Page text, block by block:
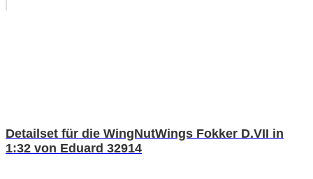
Detailset für die WingNutWings Fokker D.VII in
1:32 von Eduard 32914